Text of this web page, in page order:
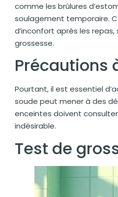
comme les brûlures
soulagement temporaire.
d’inconfort après les
grossesse.
Précautions
Pourtant, il est essentiel
soude peut mener à des
enceintes doivent
indésirable.
Test de